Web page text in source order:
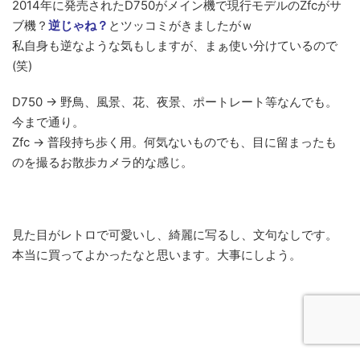
2014年に発売されたD750がメイン機で現行モデルのZfcがサ
ブ機？ 逆じゃね？ とツッコミがきましたがｗ
私自身も逆なような気もしますが、まぁ使い分けているので
(笑)
D750 → 野鳥、風景、花、夜景、ポートレート等なんでも。
今まで通り。
Zfc → 普段持ち歩く用。何気ないものでも、目に留まったも
のを撮るお散歩カメラ的な感じ。
見た目がレトロで可愛いし、綺麗に写るし、文句なしです。
本当に買ってよかったなと思います。大事にしよう。